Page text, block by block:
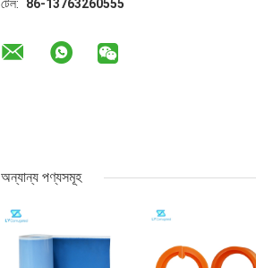
টেল:
86-13763260555
অন্যান্য পণ্যসমূহ